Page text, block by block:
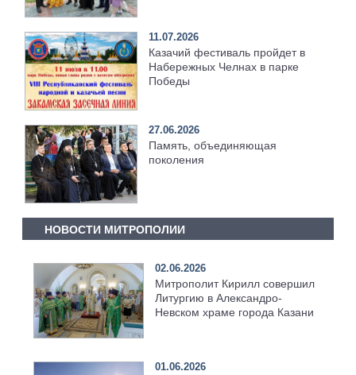
11.07.2026
Казачий фестиваль пройдет в
Набережных Челнах в парке
Победы
27.06.2026
Память, объединяющая
поколения
НОВОСТИ МИТРОПОЛИИ
02.06.2026
Митрополит Кирилл совершил
Литургию в Александро-
Невском храме города Казани
01.06.2026